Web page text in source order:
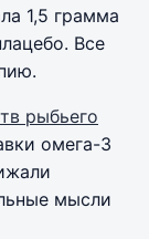
1,5 грамма
Все
рыбьего
омега-3
мысли